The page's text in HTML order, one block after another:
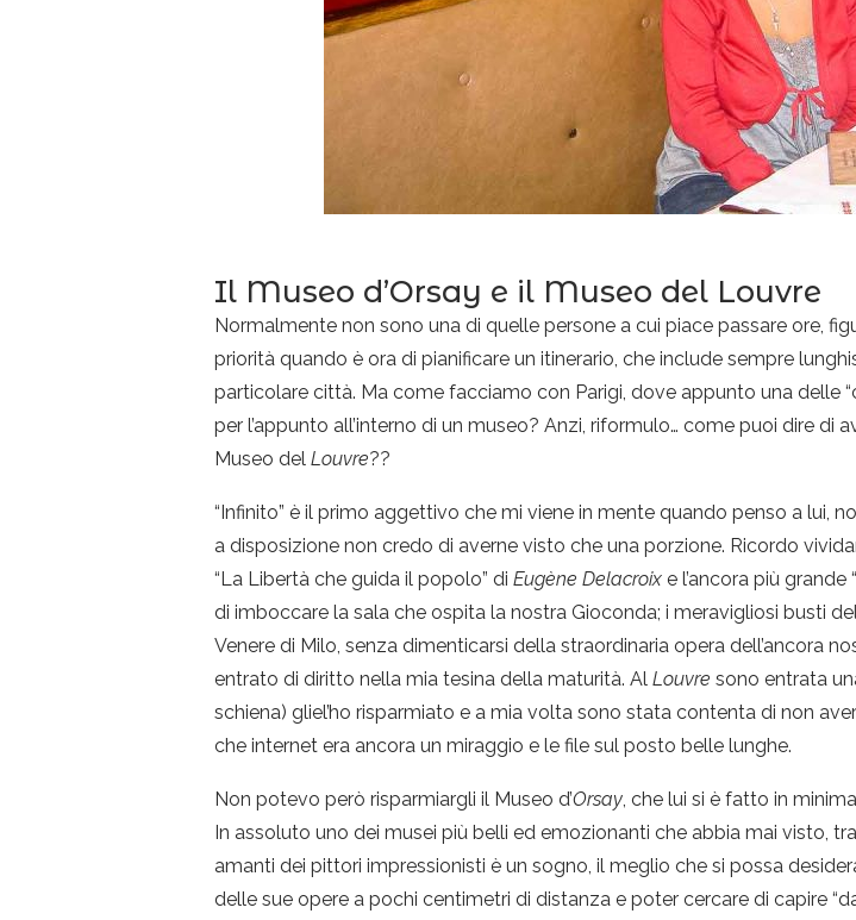
Il Museo d’Orsay e il Museo del Louvre
Normalmente non sono una di quelle persone a cui piace passare ore,
priorità quando è ora di pianificare un itinerario, che include sempre
particolare città. Ma come facciamo con Parigi, dove appunto una delle
per l’appunto all’interno di un museo? Anzi, riformulo… come puoi dire
Museo delLouvre??
“Infinito” è il primo aggettivo che mi viene in mente quando penso a lui,
a disposizione non credo di averne visto che una porzione. Ricordo
“La Libertà che guida il popolo” di Eugène Delacroix e l’ancora più
di imboccare la sala che ospita la nostra Gioconda; i meravigliosi busti
Venere di Milo, senza dimenticarsi della straordinaria opera dell’ancora
entrato di diritto nella mia tesina della maturità. AlLouvre sono entrata
schiena) gliel’ho risparmiato e a mia volta sono stata contenta di non
che internet era ancora un miraggio e le file sul posto belle lunghe.
Non potevo però risparmiargli il Museo d’Orsay, che lui si è fatto in
In assoluto uno dei musei più belli ed emozionanti che abbia mai visto,
amanti dei pittori impressionisti è un sogno, il meglio che si possa
delle sue opere a pochi centimetri di distanza e poter cercare di capire